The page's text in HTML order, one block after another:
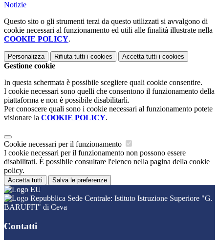
Notizie
Questo sito o gli strumenti terzi da questo utilizzati si avvalgono di
cookie necessari al funzionamento ed utili alle finalità illustrate nella
COOKIE POLICY.
Personalizza Rifiuta tutti i cookies Accetta tutti i cookies
Gestione cookie
In questa schermata è possibile scegliere quali cookie consentire.
I cookie necessari sono quelli che consentono il funzionamento della
piattaforma e non è possibile disabilitarli.
Per conoscere quali sono i cookie necessari al funzionamento potete
visionare la COOKIE POLICY.
Cookie necessari per il funzionamento
I cookie necessari per il funzionamento non possono essere
disabilitati. È possibile consultare l'elenco nella pagina della cookie
policy.
Accetta tutti Salva le preferenze
Sede Centrale: Istituto Istruzione Superiore "G.
BARUFFI" di Ceva
Contatti